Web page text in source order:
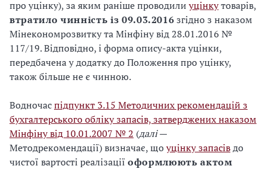
про уцінку), за яким раніше проводили уцінкутоварів,
втратило чинність із 09.03.2016згідно з наказом
Мінекономрозвитку та Мінфіну від 28.01.2016 №
117/19. Відповідно, і форма опису-акта уцінки,
передбачена у додатку до Положення про уцінку,
також більше не є чинною.
Водночаспідпункт 3.15 Методичних рекомендацій з
бухгалтерського обліку запасів, затверджених наказом
Мінфіну від 10.01.2007 № 2 (далі—
Методрекомендації) визначає, щоуцінку запасівдо
чистої вартості реалізації оформлюють актом